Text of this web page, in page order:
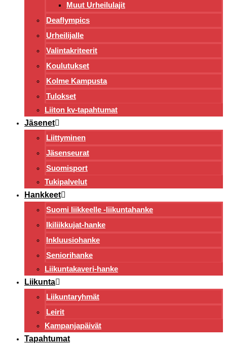
Muut Urheilulajit
Deaflympics
Urheilijalle
Valintakriteerit
Koulutukset
Kolme Kampusta
Tulokset
Liiton kv-tapahtumat
Jäsenet
Liittyminen
Jäsenseurat
Suomisport
Tukipalvelut
Hankkeet
Suomi liikkeelle -liikuntahanke
Ikiliikkujat-hanke
Inkluusiohanke
Seniorihanke
Liikuntakaveri-hanke
Liikunta
Liikuntaryhmät
Leirit
Kampanjapäivät
Tapahtumat